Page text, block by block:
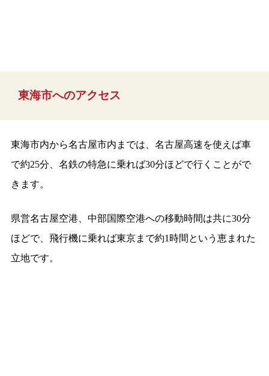
東海市へのアクセス
東海市内から名古屋市内までは、名古屋高速を使えば車
で約25分、名鉄の特急に乗れば30分ほどで行くことがで
きます。
県営名古屋空港、中部国際空港への移動時間は共に30分
ほどで、飛行機に乗れば東京まで約1時間という恵まれた
立地です。